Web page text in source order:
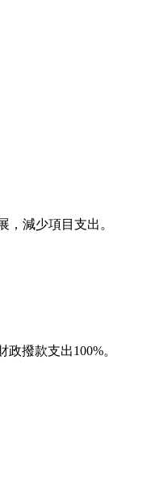
，減少項目支出。
撥款支出100%。